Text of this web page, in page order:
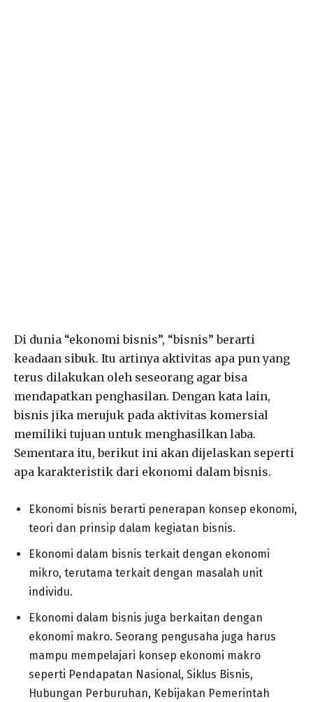
Di dunia “ekonomi bisnis”, “bisnis” berarti
keadaan sibuk. Itu artinya aktivitas apa pun yang
terus dilakukan oleh seseorang agar bisa
mendapatkan penghasilan. Dengan kata lain,
bisnis jika merujuk pada aktivitas komersial
memiliki tujuan untuk menghasilkan laba.
Sementara itu, berikut ini akan dijelaskan seperti
apa karakteristik dari ekonomi dalam bisnis.
Ekonomi bisnis berarti penerapan konsep ekonomi,
teori dan prinsip dalam kegiatan bisnis.
Ekonomi dalam bisnis terkait dengan ekonomi
mikro, terutama terkait dengan masalah unit
individu.
Ekonomi dalam bisnis juga berkaitan dengan
ekonomi makro. Seorang pengusaha juga harus
mampu mempelajari konsep ekonomi makro
seperti Pendapatan Nasional, Siklus Bisnis,
Hubungan Perburuhan, Kebijakan Pemerintah